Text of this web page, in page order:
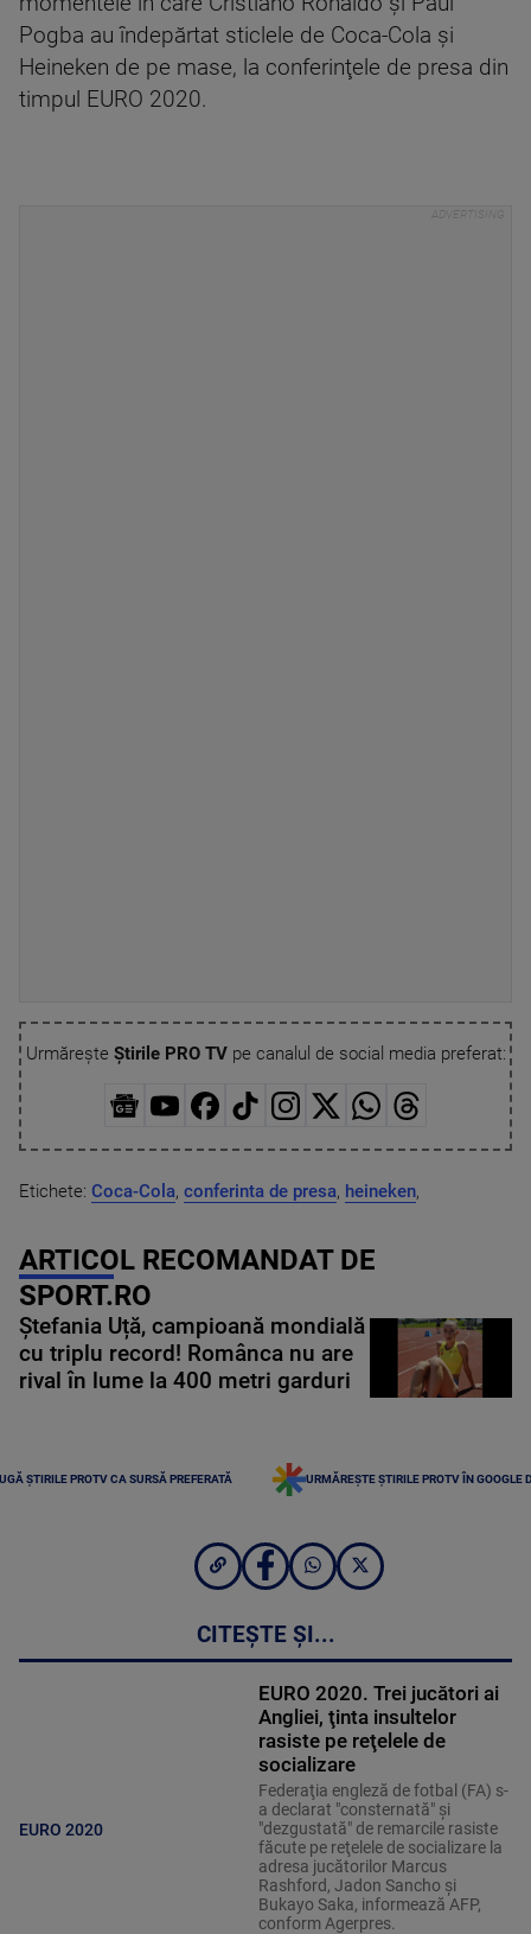
Pogba au îndepărtat sticlele de Coca-Cola şi
Heineken de pe mase, la conferinţele de presa din
timpul EURO 2020.
Urmărește Știrile PRO TVpe canalul de social media preferat:
Etichete: Coca-Cola, conferinta de presa, heineken,
ARTICOL RECOMANDAT DE
SPORT.RO
Ștefania Uță, campioană mondială
cu triplu record! Românca nu are
rival în lume la 400 metri garduri
ȘTIRILE PROTV CA SURSĂ PREFERATĂ URMĂREȘTE ȘTIRILE PROTV ÎN GOOGLE
CITEȘTE ȘI...
EURO 2020
EURO 2020. Trei jucători ai
Angliei, ţinta insultelor
rasiste pe reţelele de
socializare
Federaţia engleză de fotbal (FA) s-
a declarat "consternată" şi
"dezgustată" de remarcile rasiste
făcute pe reţelele de socializare la
adresa jucătorilor Marcus
Rashford, Jadon Sancho şi
Bukayo Saka, informează AFP,
conform Agerpres.